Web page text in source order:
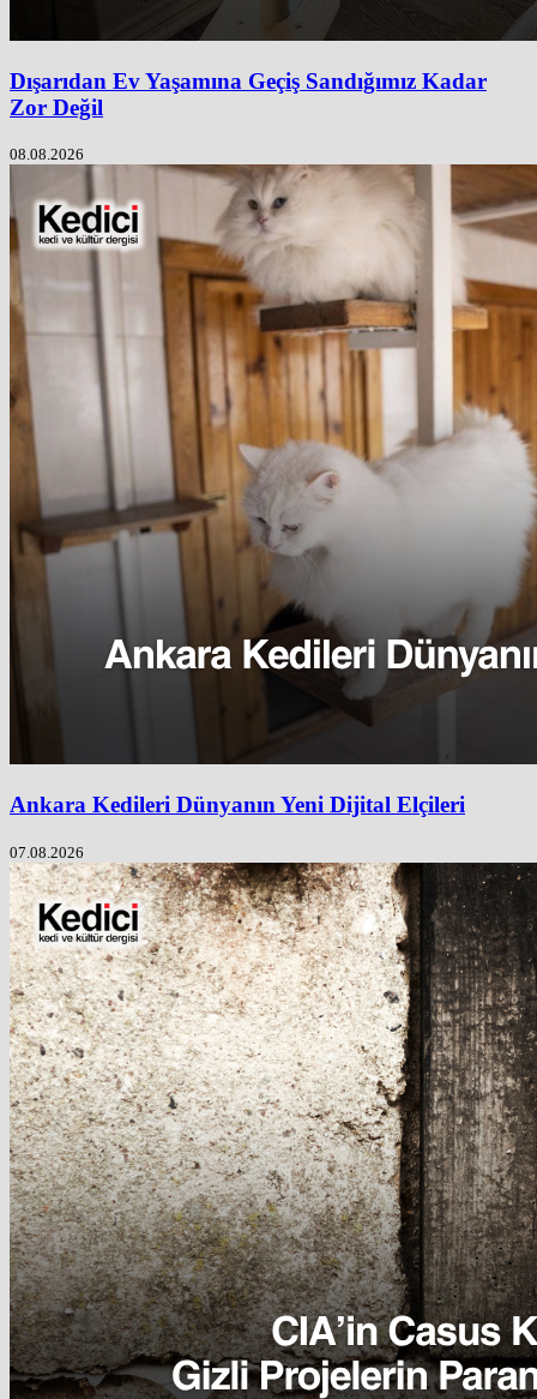
Dışarıdan Ev Yaşamına Geçiş Sandığımız Kadar
Zor Değil
08.08.2026
Ankara Kedileri Dünyanın Yeni Dijital Elçileri
07.08.2026